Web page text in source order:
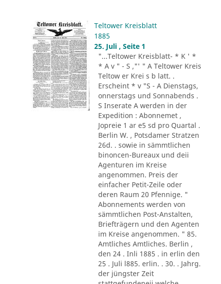
Teltower Kreisblatt
1885
25. Juli , Seite 1
"...Teltower Kreisblatt- * K ' *
* A v " - S ,"' " A Teltower Kreis
Teltow er Krei s b latt. .
Erscheint * v "S - A Dienstags,
onnerstags und Sonnabends .
S Inserate A werden in der
Expedition : Abonnemet ,
Jopreie 1 ar e5 sd pro Quartal .
Berlin W. , Potsdamer Stratzen
26d. . sowie in sämmtlichen
binoncen-Bureaux und deii
Agenturen im Kreise
angenommen. Preis der
einfacher Petit-Zeile oder
deren Raum 20 Pfennige. "
Abonnements werden von
sämmtlichen Post-Anstalten,
Briefträgern und den Agenten
im Kreise angenommen. " 85.
Amtliches Amtliches. Berlin ,
den 24 . Inli 1885 . in erlin den
25 . Juli l885. erlin. . 30. . Jahrg.
der jüngster Zeit